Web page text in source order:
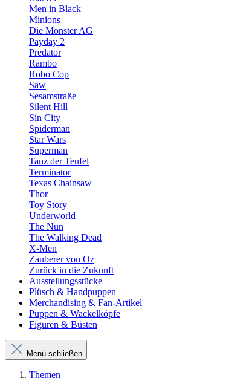
Men in Black
Minions
Die Monster AG
Payday 2
Predator
Rambo
Robo Cop
Saw
Sesamstraße
Silent Hill
Sin City
Spiderman
Star Wars
Superman
Tanz der Teufel
Terminator
Texas Chainsaw
Thor
Toy Story
Underworld
The Nun
The Walking Dead
X-Men
Zauberer von Oz
Zurück in die Zukunft
Ausstellungsstücke
Plüsch & Handpuppen
Merchandising & Fan-Artikel
Puppen & Wackelköpfe
Figuren & Büsten
Menü schließen
Themen